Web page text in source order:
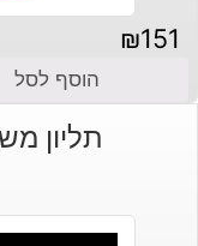
₪151
הוסף לסל
תליון